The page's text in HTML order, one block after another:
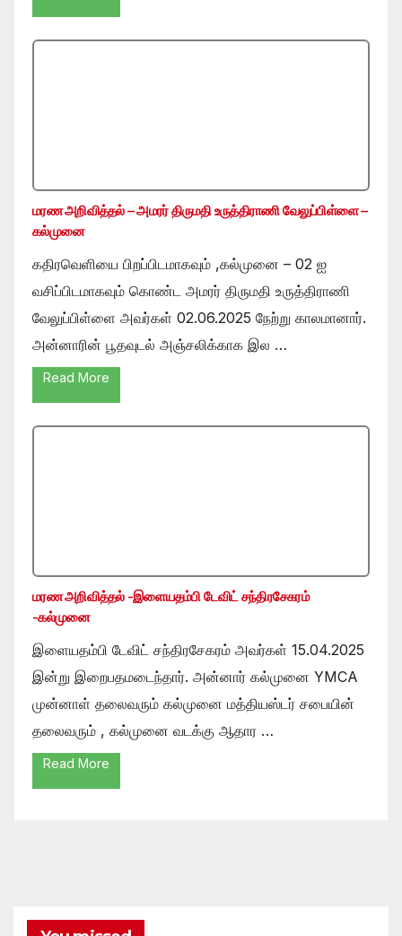
மரண அறிவித்தல் – அமரர் திருமதி உருத்திராணி வேலுப்பிள்ளை –
கல்முனை
கதிரவெளியை பிறப்பிடமாகவும் ,கல்முனை – 02 ஐ
வசிப்பிடமாகவும் கொண்ட அமரர் திருமதி உருத்திராணி
வேலுப்பிள்ளை அவர்கள் 02.06.2025 நேற்று காலமானார்.
அன்னாரின் பூதவுடல் அஞ்சலிக்காக இல …
Read More
மரண அறிவித்தல் -இளையதம்பி டேவிட் சந்திரசேகரம்
-கல்முனை
இளையதம்பி டேவிட் சந்திரசேகரம் அவர்கள் 15.04.2025
இன்று இறைபதமடைந்தார். அன்னார் கல்முனை YMCA
முன்னாள் தலைவரும் கல்முனை மத்தியஸ்டர் சபையின்
தலைவரும் , கல்முனை வடக்கு ஆதார …
Read More